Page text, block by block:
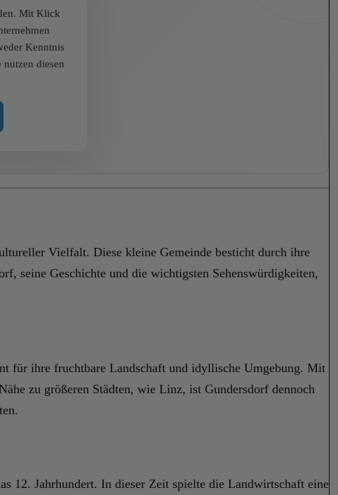
Mit Klick
Kenntnis
diesen
Vielfalt. Diese kleine Gemeinde besticht durch ihre
seine Geschichte und die wichtigsten Sehenswürdigkeiten,
für ihre fruchtbare Landschaft und idyllische Umgebung. Mit
zu größeren Städten, wie Linz, ist Gundersdorf dennoch
12. Jahrhundert. In dieser Zeit spielte die Landwirtschaft eine